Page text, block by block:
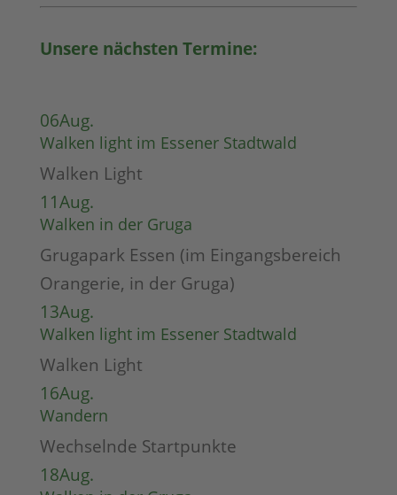
Unsere nächsten Termine:
06Aug.
Walken light im Essener Stadtwald
Walken Light
11Aug.
Walken in der Gruga
Grugapark Essen (im Eingangsbereich
Orangerie, in der Gruga)
13Aug.
Walken light im Essener Stadtwald
Walken Light
16Aug.
Wandern
Wechselnde Startpunkte
18Aug.